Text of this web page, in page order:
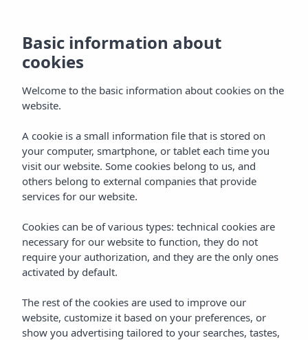
Gastronomie
Vibra Yamm Sunset Hotel
Home Ibiza
San Antonio De Portmany
Hotel Vibra Yamm Sunset
GASTRONOMIE
Basic information about
cookies
Welcome to the basic information about cookies on the
website.
A cookie is a small information file that is stored on
your computer, smartphone, or tablet each time you
visit our website. Some cookies belong to us, and
others belong to external companies that provide
services for our website.
Cookies can be of various types: technical cookies are
necessary for our website to function, they do not
require your authorization, and they are the only ones
activated by default.
The rest of the cookies are used to improve our
website, customize it based on your preferences, or
show you advertising tailored to your searches, tastes,